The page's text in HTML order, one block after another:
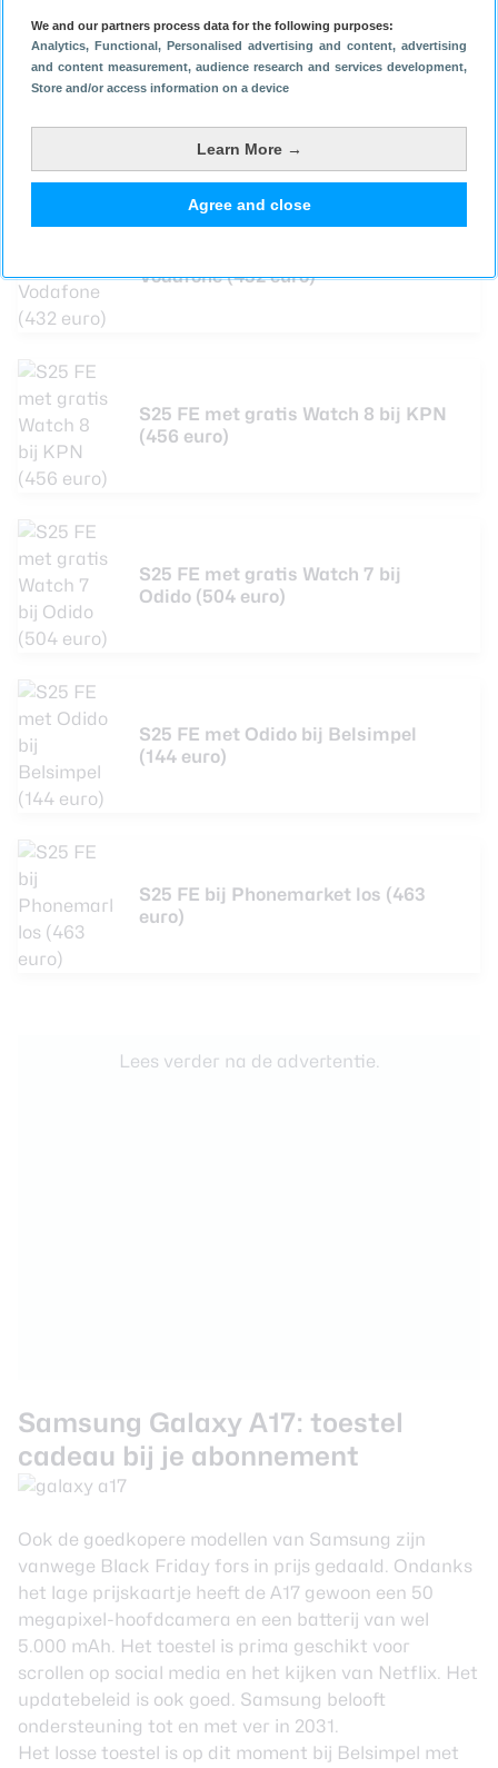
We and our partners process data for the following purposes:
Analytics, Functional , Personalised advertising and content, advertising
and content measurement, audience research and services development,
Store and/or access information on a device
Learn More →
Agree and close
Los is de smartphone met 463 euro het voordeligst bij
Phonemarket. Met een abonnement van Odido bij
Belsimpel ben je nog goedkoper uit. Hier betaal je nu
144 eurotoestelkosten. Bij providers krijg je wederom
een Samsung Galaxy Watch 8, Watch 7 of Tab A11
cadeau bij je aankoop.
Vodafone (432 euro)
S25 FE met gratis Watch 8 bij KPN
(456 euro)
S25 FE met gratis Watch 7 bij
Odido (504 euro)
S25 FE met Odido bij Belsimpel
(144 euro)
S25 FE bij Phonemarket los (463
euro)
Lees verder na de advertentie.
Samsung Galaxy A17: toestel
cadeau bij je abonnement
Ook de goedkopere modellen van Samsung zijn
vanwege Black Friday fors in prijs gedaald. Ondanks
het lage prijskaartje heeft de A17 gewoon een 50
megapixel-hoofdcamera en een batterij van wel
5.000 mAh. Het toestel is prima geschikt voor
scrollen op social media en het kijken van Netflix. Het
updatebeleid is ook goed. Samsung belooft
ondersteuning tot en met ver in 2031.
Het losse toestel is op dit moment bij Belsimpel met